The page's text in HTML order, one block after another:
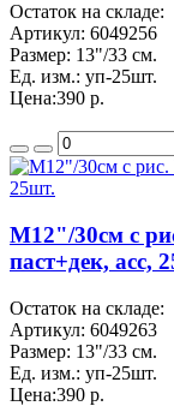
Остаток на складе:
Артикул: 6049256
Размер: 13"/33 см.
Ед. изм.: уп-25шт.
Цена:390 р.
M12"/30см с
паст+дек, асс,
Остаток на складе:
Артикул: 6049263
Размер: 13"/33 см.
Ед. изм.: уп-25шт.
Цена:390 р.